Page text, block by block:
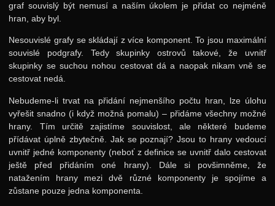
graf souvislý být nemusí a naším úkolem je přidat co nejméně
hran, aby byl.
Nesouvislé grafy se skládají z více komponent. To jsou maximální
souvislé podgrafy. Tedy skupinky ostrovů takové, že uvnitř
skupinky se suchou nohou cestovat dá a naopak nikam vně se
cestovat nedá.
Nebudeme-li trvat na přidání nejmenšího počtu hran, lze úlohu
vyřešit snadno (i když možná pomalu) – přidáme všechny možné
hrany. Tím určitě zajistíme souvislost, ale některé budeme
přídávat úplně zbytečně. Jak se poznají? Jsou to hrany vedoucí
uvnitř jedné komponenty (neboť z definice se uvnitř dalo cestovat
ještě před přidáním oné hrany). Dále si povšimněme, že
natažením hrany mezi dvě různé komponenty je spojíme a
zůstane pouze jedna komponenta.